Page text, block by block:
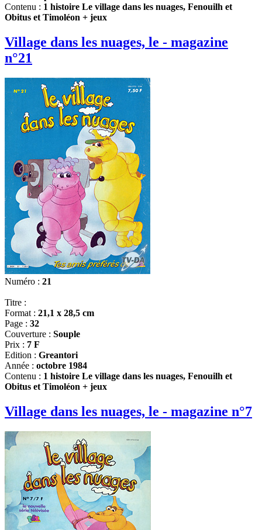
Contenu : 1 histoire Le village dans les nuages, Fenouilh et
Obitus et Timoléon + jeux
Village dans les nuages, le - magazine
n°21
Numéro : 21
Titre :
Format : 21,1 x 28,5 cm
Page : 32
Couverture : Souple
Prix : 7 F
Edition : Greantori
Année : octobre 1984
Contenu : 1 histoire Le village dans les nuages, Fenouilh et
Obitus et Timoléon + jeux
Village dans les nuages, le - magazine n°7